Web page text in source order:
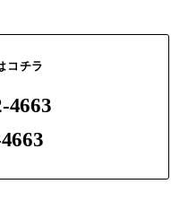
コチラ
4663